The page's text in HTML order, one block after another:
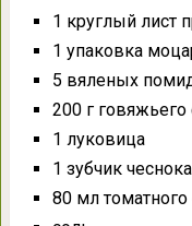
1 круглый лист
1 упаковка
5 вяленых
200 г
1 луковица
1 зубчик чеснока
80 мл томатного